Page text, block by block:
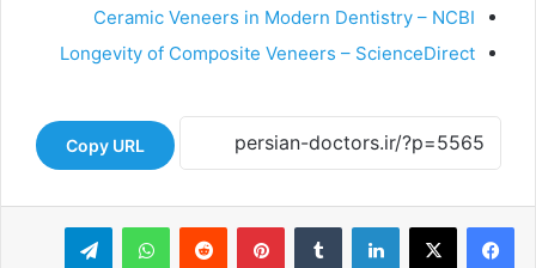
Ceramic Veneers in Modern Dentistry – NCBI
Longevity of Composite Veneers – ScienceDirect
Copy URL
لینکدین ‫تامبلر ‫پین‌ترست‫رددیت واتس آپ تلگرام